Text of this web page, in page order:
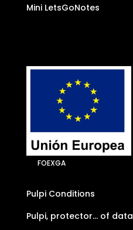
Mini LetsGoNotes
FOEXGA
Pulpi Conditions
Pulpi, protector… of data